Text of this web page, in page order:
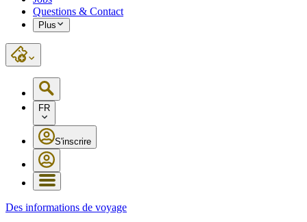
Questions & Contact
Plus
FR
S'inscrire
Des informations de voyage